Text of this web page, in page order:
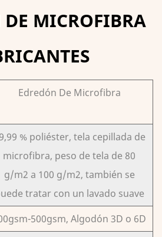
DE MICROFIBRA
Edredón De Microfibra
% poliéster, tela cepillada de
microfibra, peso de tela de 80
g/m2 a 100 g/m2, también se
tratar con un lavado suave
500gsm, Algodón 3D o 6D